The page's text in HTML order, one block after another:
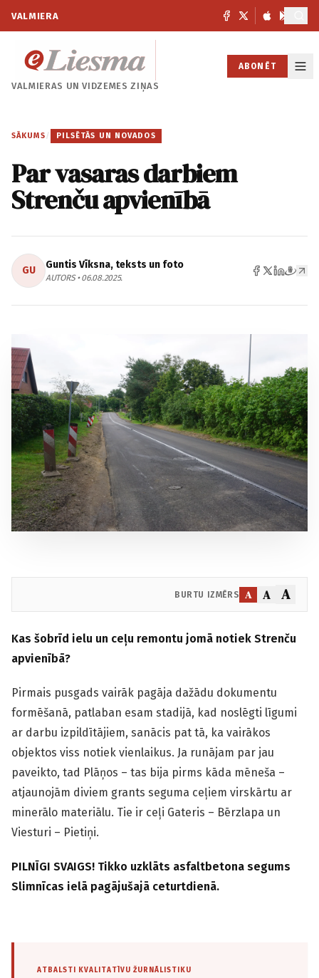
VALMIERA
VALMIERAS UNVIDZEMES ZIŅAS
ABONĒT
SĀKUMS / PILSĒTĀS UN NOVADOS
Par vasaras darbiem
Strenču apvienībā
GU Guntis Vīksna, teksts un foto
AUTORS • 06.08.2025.
BURTU IZMĒRS A A A
Kas šobrīd ielu un ceļu remontu jomā notiek Strenču
apvienībā?
Pirmais pusgads vairāk pagāja dažādu dokumentu
formēšanā, patlaban esam stadijā, kad noslēgti līgumi
ar darbu izpildītājiem, sanācis pat tā, ka vairākos
objektos viss notiek vienlaikus. Ja runājam par jau
paveikto, tad Plāņos – tas bija pirms kāda mēneša –
atjaunojām diviem grants seguma ceļiem virskārtu ar
minerālo materiālu. Tie ir ceļi Gateris – Bērzlapa un
Viesturi – Pietiņi.
PILNĪGI SVAIGS! Tikko uzklāts asfaltbetona segums
Slimnīcas ielā pagājušajā ceturtdienā.
ATBALSTI KVALITATĪVU ŽURNĀLISTIKU